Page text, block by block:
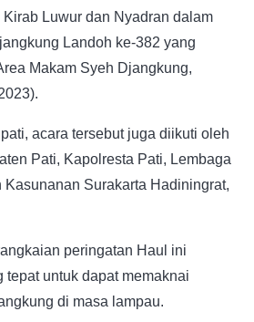
Luwur dan Nyadran dalam
Landoh ke-382 yang
Makam Syeh Djangkung,
acara tersebut juga diikuti oleh
Pati, Kapolresta Pati, Lembaga
Kasunanan Surakarta Hadiningrat,
peringatan Haul ini
tepat untuk dapat memaknai
di masa lampau.